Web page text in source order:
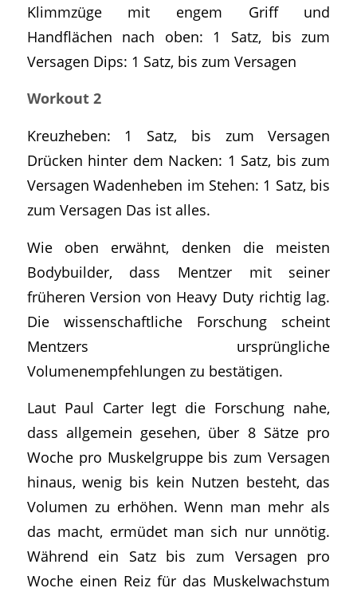
Klimmzüge mit engem Griff und
Handflächen nach oben: 1 Satz, bis zum
Versagen Dips: 1 Satz, bis zum Versagen
Workout 2
Kreuzheben: 1 Satz, bis zum Versagen
Drücken hinter dem Nacken: 1 Satz, bis zum
Versagen Wadenheben im Stehen: 1 Satz, bis
zum Versagen Das ist alles.
Wie oben erwähnt, denken die meisten
Bodybuilder, dass Mentzer mit seiner
früheren Version von Heavy Duty richtig lag.
Die wissenschaftliche Forschung scheint
Mentzers ursprüngliche
Volumenempfehlungen zu bestätigen.
Laut Paul Carter legt die Forschung nahe,
dass allgemein gesehen, über 8 Sätze pro
Woche pro Muskelgruppe bis zum Versagen
hinaus, wenig bis kein Nutzen besteht, das
Volumen zu erhöhen. Wenn man mehr als
das macht, ermüdet man sich nur unnötig.
Während ein Satz bis zum Versagen pro
Woche einen Reiz für das Muskelwachstum